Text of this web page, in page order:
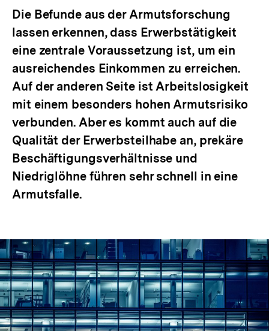
Die Befunde aus der Armutsforschung
lassen erkennen, dass Erwerbstätigkeit
eine zentrale Voraussetzung ist, um ein
ausreichendes Einkommen zu erreichen.
Auf der anderen Seite ist Arbeitslosigkeit
mit einem besonders hohen Armutsrisiko
verbunden. Aber es kommt auch auf die
Qualität der Erwerbsteilhabe an, prekäre
Beschäftigungsverhältnisse und
Niedriglöhne führen sehr schnell in eine
Armutsfalle.